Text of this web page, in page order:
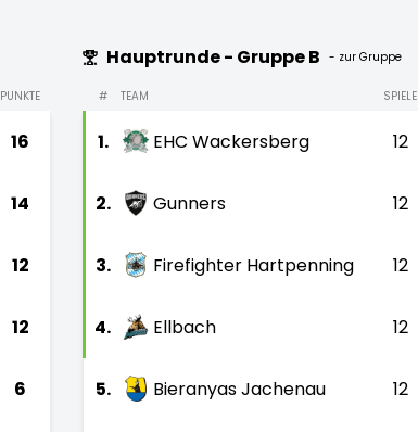
PUNKTE
16
14
12
12
6
Hauptrunde - Gruppe B - zur Gruppe
# TEAM SPIELE
1. EHC Wackersberg 12
2. Gunners 12
3. Firefighter Hartpenning 12
4. Ellbach 12
5. Bieranyas Jachenau 12